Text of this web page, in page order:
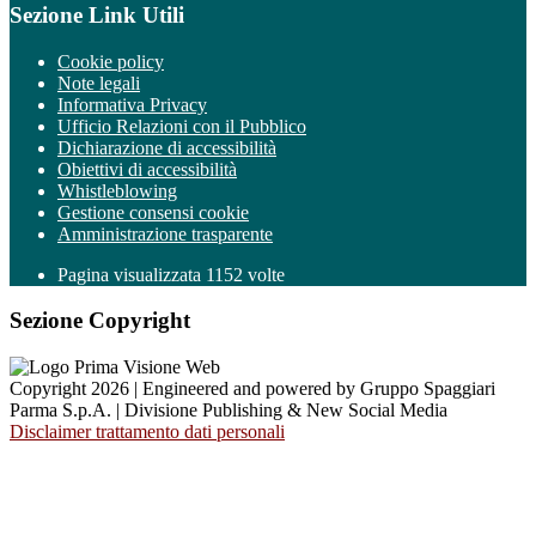
Sezione Link Utili
Cookie policy
Note legali
Informativa Privacy
Ufficio Relazioni con il Pubblico
Dichiarazione di accessibilità
Obiettivi di accessibilità
Whistleblowing
Gestione consensi cookie
Amministrazione trasparente
Pagina visualizzata 1152 volte
Sezione Copyright
Copyright 2026 | Engineered and powered by Gruppo Spaggiari
Parma S.p.A. | Divisione Publishing & New Social Media
Disclaimer trattamento dati personali